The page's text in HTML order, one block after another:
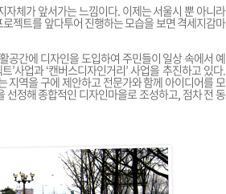
체가 앞서가는 느낌이다. 이제는 서울시 뿐 아니라
젝트를 앞다투어 진행하는 모습을 보면 격세지감마
공간에 디자인을 도입하여 주민들이 일상 속에서 예
’사업과 ‘캔버스디자인거리’ 사업을 추진하고 있다.
지역을 구에 제안하고 전문가와 함께 아이디어를 모
정해 종합적인 디자인마을로 조성하고, 점차 전 동